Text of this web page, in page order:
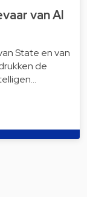
van AI
State en van
de